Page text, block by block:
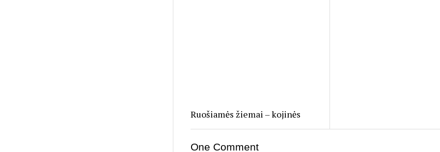
Ruošiamės žiemai – kojinės
One Comment